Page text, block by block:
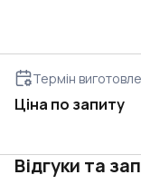
Термін
Ціна по запиту
Відгуки та